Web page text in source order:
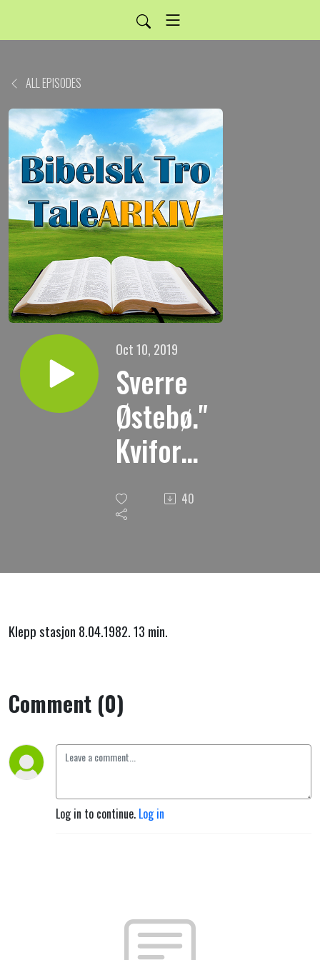
ALL EPISODES
Oct 10, 2019
Sverre
Østebø."
Kvifor
blei eg
frelst ? 40
Klepp stasjon 8.04.1982. 13 min.
Comment (0)
Log in to continue. Log in